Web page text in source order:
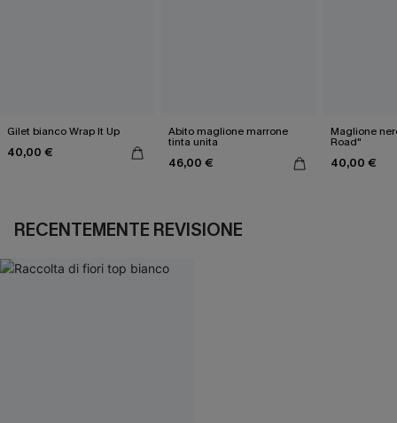
Gilet bianco Wrap It Up
40,00 €
Abito maglione marrone
tinta unita
46,00 €
Maglione
Road"
40,00 €
RECENTEMENTE REVISIONE